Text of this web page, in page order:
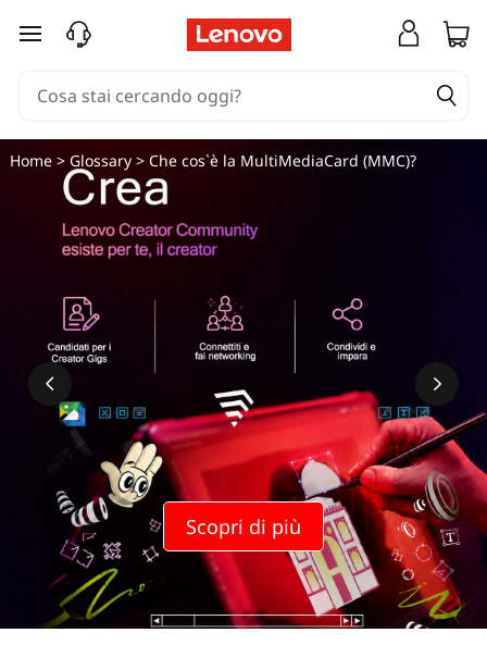
C
c
t
passa a contenuto principale
Scopri di più
Home> Glossary> Che cos`è la MultiMediaCard (MMC)?